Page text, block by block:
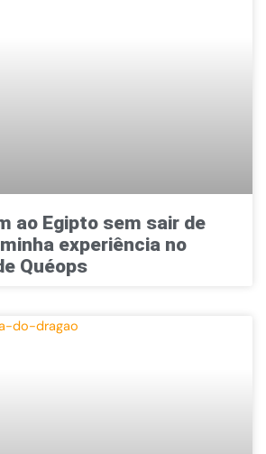
ao Egipto sem sair de
experiência no
Quéops